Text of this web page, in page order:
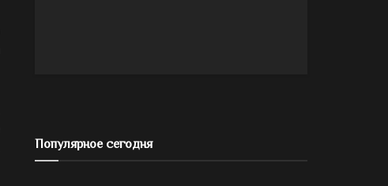
Популярное сегодня